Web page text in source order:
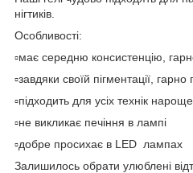
нігтиків.
Особливості:
▫️має середню консистенцію,
▫️завдяки своїй пігментації, гарно
▫️підходить для усіх технік
▫️не викликає печіння в лампі
▫️добре просихає в LED лампах
Залишилось обрати улюблені